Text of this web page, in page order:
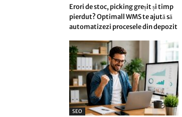
Erori de stoc, picking greșit și timp
pierdut? Optimall WMS te ajută să
automatizezi procesele din depozit
SEO